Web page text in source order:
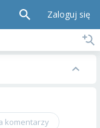
Zaloguj się
komentarzy